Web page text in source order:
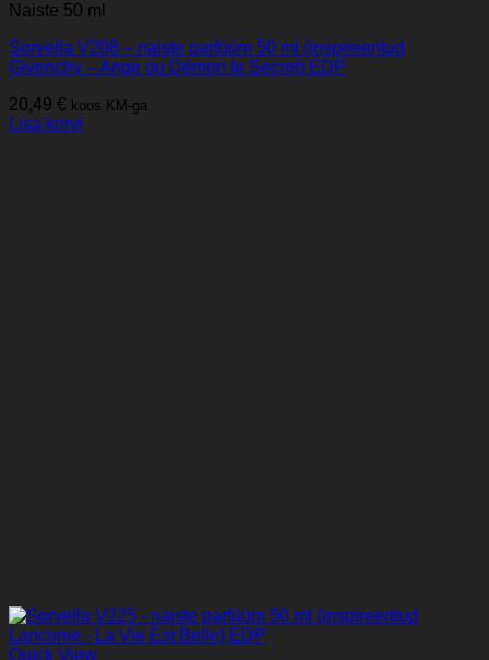
Naiste 50 ml
Sorvella V208 – naiste parfüüm 50 ml (inspireeritud
Givenchy – Ange ou Démon le Secret) EDP
20,49 € koos KM-ga
Lisa korvi
Quick View